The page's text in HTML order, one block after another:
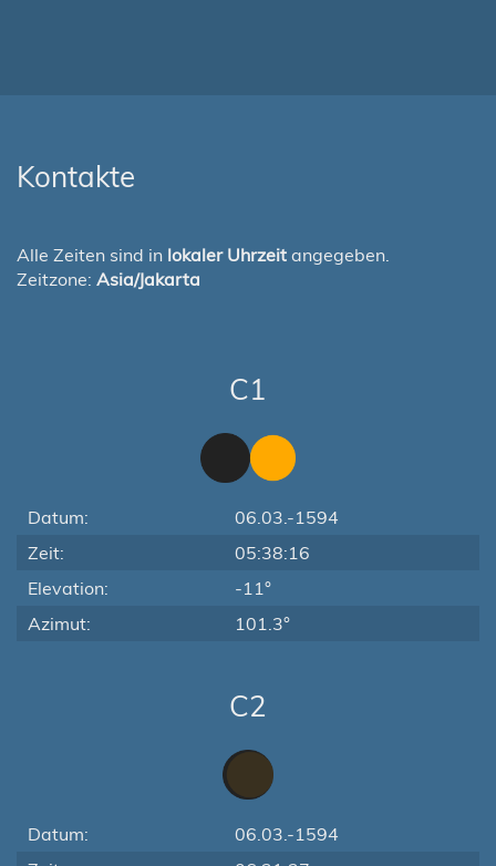
Kontakte
Alle Zeiten sind in lokaler Uhrzeit angegeben.
Zeitzone: Asia/Jakarta
C1
Datum:
06.03.-1594
Zeit:
05:38:16
Elevation:
-11°
Azimut:
101.3°
C2
Datum:
06.03.-1594